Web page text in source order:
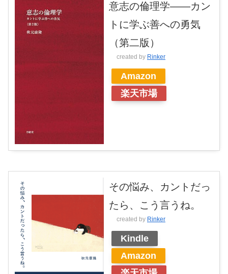
意志の倫理学――カン
トに学ぶ善への勇気
（第二版）
created by Rinker
Amazon
楽天市場
その悩み、カントだっ
たら、こう言うね。
created by Rinker
Kindle
Amazon